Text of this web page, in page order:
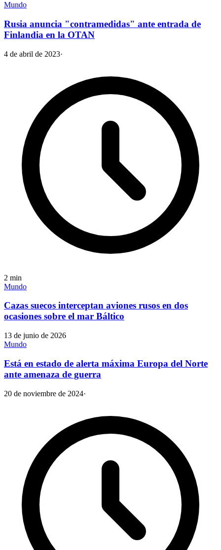
Mundo
Rusia anuncia "contramedidas" ante entrada de
Finlandia en la OTAN
4 de abril de 2023·
2 min
Mundo
Cazas suecos interceptan aviones rusos en dos
ocasiones sobre el mar Báltico
13 de junio de 2026
Mundo
Está en estado de alerta máxima Europa del Norte
ante amenaza de guerra
20 de noviembre de 2024·